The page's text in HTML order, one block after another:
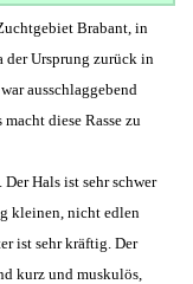
Brabant, in
der Ursprung zurück in
ausschlaggebend
diese Rasse zu
Hals ist sehr schwer
kleinen, nicht edlen
ist sehr kräftig. Der
kurz und muskulös,